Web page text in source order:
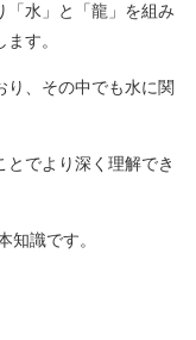
「水」と「龍」を組み
す。
り、その中でも水に関
でより深く理解でき
知識です。